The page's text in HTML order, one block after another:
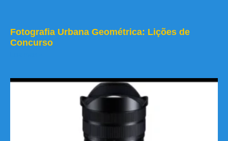
Fotografia Urbana Geométrica: Lições de
Concurso